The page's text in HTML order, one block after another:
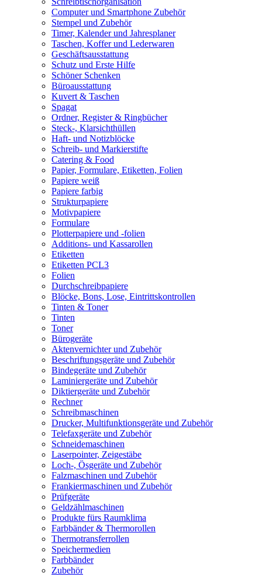
Computer und Smartphone Zubehör
Stempel und Zubehör
Timer, Kalender und Jahresplaner
Taschen, Koffer und Lederwaren
Geschäftsausstattung
Schutz und Erste Hilfe
Schöner Schenken
Büroausstattung
Kuvert & Taschen
Spagat
Ordner, Register & Ringbücher
Steck-, Klarsichthüllen
Haft- und Notizblöcke
Schreib- und Markierstifte
Catering & Food
Papier, Formulare, Etiketten, Folien
Papiere weiß
Papiere farbig
Strukturpapiere
Motivpapiere
Formulare
Plotterpapiere und -folien
Additions- und Kassarollen
Etiketten
Etiketten PCL3
Folien
Durchschreibpapiere
Blöcke, Bons, Lose, Eintrittskontrollen
Tinten & Toner
Tinten
Toner
Bürogeräte
Aktenvernichter und Zubehör
Beschriftungsgeräte und Zubehör
Bindegeräte und Zubehör
Laminiergeräte und Zubehör
Diktiergeräte und Zubehör
Rechner
Schreibmaschinen
Drucker, Multifunktionsgeräte und Zubehör
Telefaxgeräte und Zubehör
Schneidemaschinen
Laserpointer, Zeigestäbe
Loch-, Ösgeräte und Zubehör
Falzmaschinen und Zubehör
Frankiermaschinen und Zubehör
Prüfgeräte
Geldzählmaschinen
Produkte fürs Raumklima
Farbbänder & Thermorollen
Thermotransferrollen
Speichermedien
Farbbänder
Zubehör